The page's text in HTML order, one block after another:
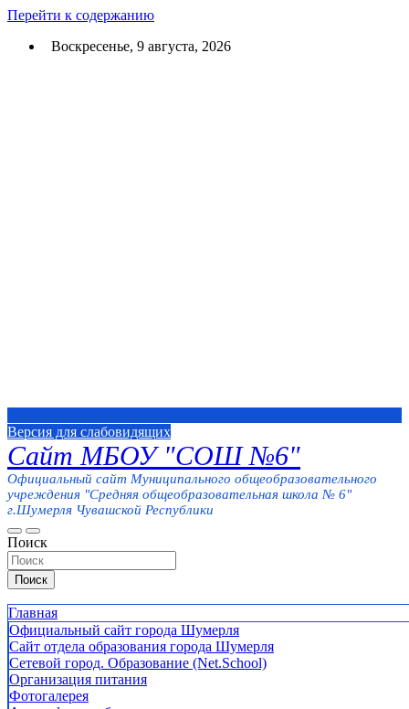
Перейти к содержанию
Воскресенье, 9 августа, 2026
Версия для слабовидящих
Сайт МБОУ "СОШ №6"
Официальный сайт Муниципального общеобразовательного
учреждения "Средняя общеобразовательная школа № 6"
г.Шумерля Чувашской Республики
Поиск
Поиск
Главная
Официальный сайт города Шумерля
Сайт отдела образования города Шумерля
Сетевой город. Образование (Net.School)
Организация питания
Фотогалерея